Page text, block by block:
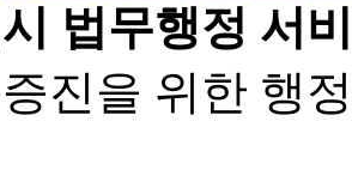
법무행정 서
진을 위한 행